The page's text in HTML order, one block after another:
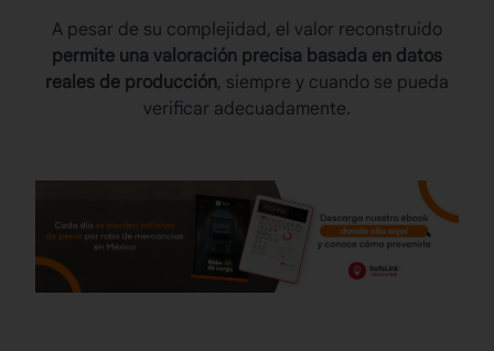
A pesar de su complejidad, el valor reconstruido
permite una valoración precisa basada en datos
reales de producción, siempre y cuando se pueda
verificar adecuadamente.